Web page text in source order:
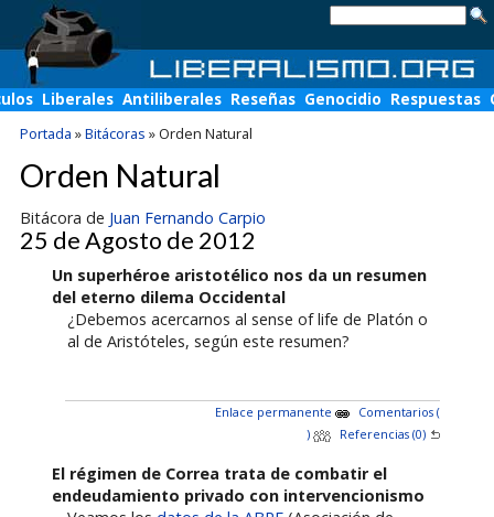
Liberales Antiliberales Reseñas Genocidio Respuestas
Portada »Bitácoras »Orden Natural
Orden Natural
Bitácora de Juan Fernando Carpio
25 de Agosto de 2012
Un superhéroe aristotélico nos da un resumen
del eterno dilema Occidental
¿Debemos acercarnos al sense of life de Platón o
al de Aristóteles, según este resumen?
Enlace permanente
Comentarios (
)
Referencias (0)
El régimen de Correa trata de combatir el
endeudamiento privado con intervencionismo